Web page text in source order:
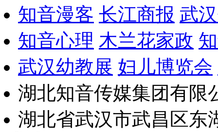
知音漫客 长江商报 武
知音心理 木兰花家政
武汉幼教展 妇儿博览会
湖北知音传媒集团有限
湖北省武汉市武昌区东